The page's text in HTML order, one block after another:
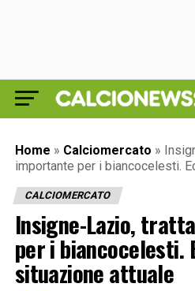
Home » Calciomercato »
importante per i biancocelesti.
CALCIOMERCATO
Insigne-Lazio,
per i biancocelesti.
situazione attuale